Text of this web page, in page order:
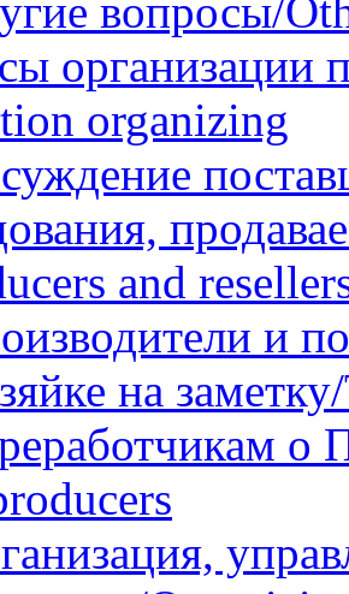
вопросы/
организации
organizing
and
и
на
о